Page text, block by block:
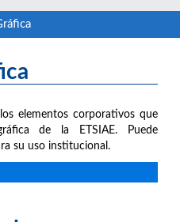
elementos corporativos que
de la ETSIAE. Puede
su uso institucional.